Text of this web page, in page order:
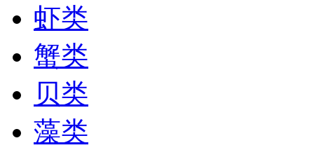
虾类
蟹类
贝类
藻类